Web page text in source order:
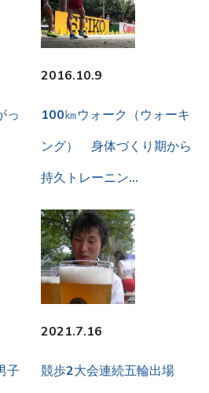
っ
2016.10.9
100㎞ウォーク（ウォーキ
ング） 身体づくり期から
持久トレーニン…
子
2021.7.16
競歩2大会連続五輪出場